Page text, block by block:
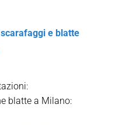
e blatte
blatte a Milano: